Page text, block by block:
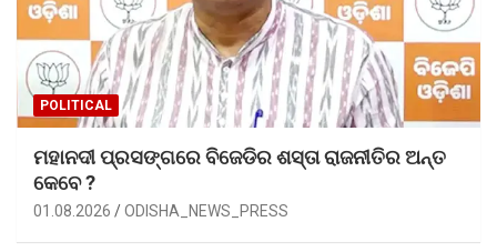
POLITICAL
ମହାନଦୀ ପ୍ରସଙ୍ଗରେ ବିଜେଡିର ଶସ୍ତା ରାଜନୀତିର ଅନ୍ତ
କେବେ ?
01.08.2026 ODISHA_NEWS_PRESS